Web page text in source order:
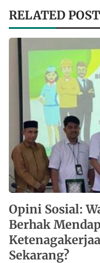
RELATED
Opini Sosial:
Berhak
Sekarang?